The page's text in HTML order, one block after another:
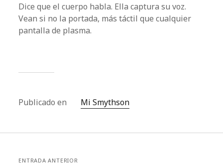
Dice que el cuerpo habla. Ella captura su voz.
Vean si no la portada, más táctil que cualquier
pantalla de plasma.
Publicado en Mi Smythson
ENTRADA ANTERIOR